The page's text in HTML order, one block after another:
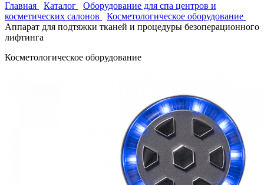
Главная
Каталог
Оборудование для спа центров и
косметических салонов
Косметологическое оборудование
Аппарат для подтяжки тканей и процедуры безоперационного
лифтинга
Косметологическое оборудование